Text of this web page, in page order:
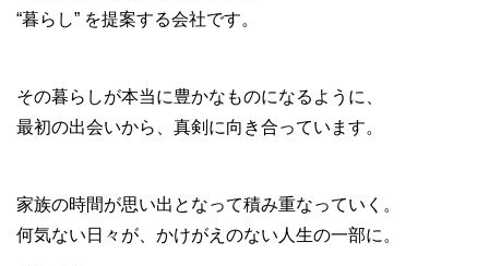
“暮らし” を提案する会社です。
その暮らしが本当に豊かなものになるように、
最初の出会いから、真剣に向き合っています。
家族の時間が思い出となって積み重なっていく。
何気ない日々が、かけがえのない人生の一部に。